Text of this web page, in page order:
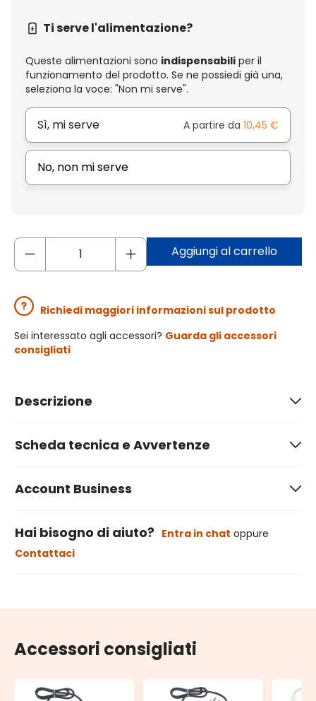
Ti serve l'alimentazione?
Queste alimentazioni sono indispensabili per il
funzionamento del prodotto. Se ne possiedi già una,
seleziona la voce: "Non mi serve".
Sì, mi serve A partire da 10,45 €
No, non mi serve
Aggiungi al carrello
Richiedi maggiori informazioni sul prodotto
Sei interessato agli accessori? Guarda gli accessori
consigliati
Descrizione
Scheda tecnica e Avvertenze
Account Business
Hai bisogno di aiuto? Entra in chat oppure
Contattaci
Accessori consigliati